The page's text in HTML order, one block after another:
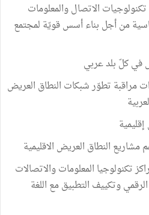
الاتصال والمعلومات
من أجل بناء أسس قويّة لمجتمع
في كلّ بلد عربي
تطوّر شبكات النطاق العريض
النطاق العريض الاقليمية
تكنولوجيا المعلومات والاتصالات
وتكييف التطبيق مع اللغة